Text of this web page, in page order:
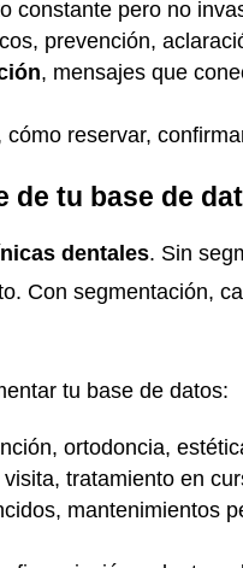
constante pero no
prevención,
, mensajes que
cómo reservar,
tu base de
dentales. Sin
Con segmentación,
tu base de datos:
ortodoncia,
tratamiento en
mantenimientos